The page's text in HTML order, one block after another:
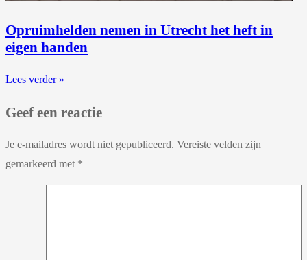
Opruimhelden nemen in Utrecht het heft in
eigen handen
Lees verder »
Geef een reactie
Je e-mailadres wordt niet gepubliceerd. Vereiste velden zijn
gemarkeerd met *